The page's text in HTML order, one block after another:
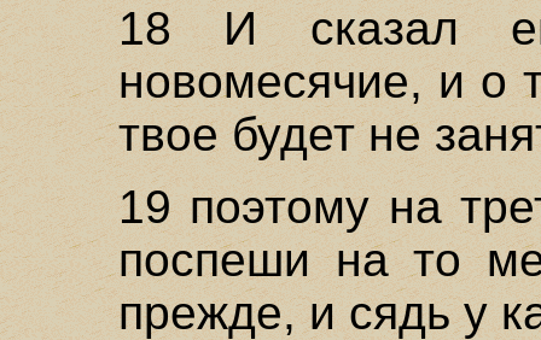
18 И сказал
новомесячие, и о
твое будет не
19 поэтому на
поспеши на то
прежде, и сядь у